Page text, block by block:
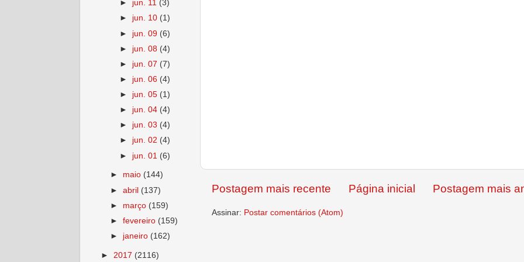
Postagem mais recente Postagem mais
Página inicial
Assinar: Postar comentários (Atom)
► jun. 11 (3)
► jun. 10 (1)
► jun. 09 (6)
► jun. 08 (4)
► jun. 07 (7)
► jun. 06 (4)
► jun. 05 (1)
► jun. 04 (4)
► jun. 03 (4)
► jun. 02 (4)
► jun. 01 (6)
► maio (144)
►abril (137)
► março (159)
►fevereiro (159)
► janeiro (162)
► 2017 (2116)